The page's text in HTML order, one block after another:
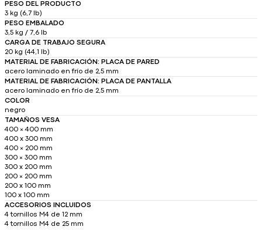
PESO DEL PRODUCTO
3 kg (6,7 lb)
PESO EMBALADO
3,5 kg / 7,6 lb
CARGA DE TRABAJO SEGURA
20 kg (44,1 lb)
MATERIAL DE FABRICACIÓN: PLACA DE PARED
acero laminado en frío de 2,5 mm
MATERIAL DE FABRICACIÓN: PLACA DE PANTALLA
acero laminado en frío de 2,5 mm
COLOR
negro
TAMAÑOS VESA
400 × 400 mm
400 x 300 mm
400 × 200 mm
300 × 300 mm
300 x 200 mm
200 × 200 mm
200 x 100 mm
100 x 100 mm
ACCESORIOS INCLUIDOS
4 tornillos M4 de 12 mm
4 tornillos M4 de 25 mm